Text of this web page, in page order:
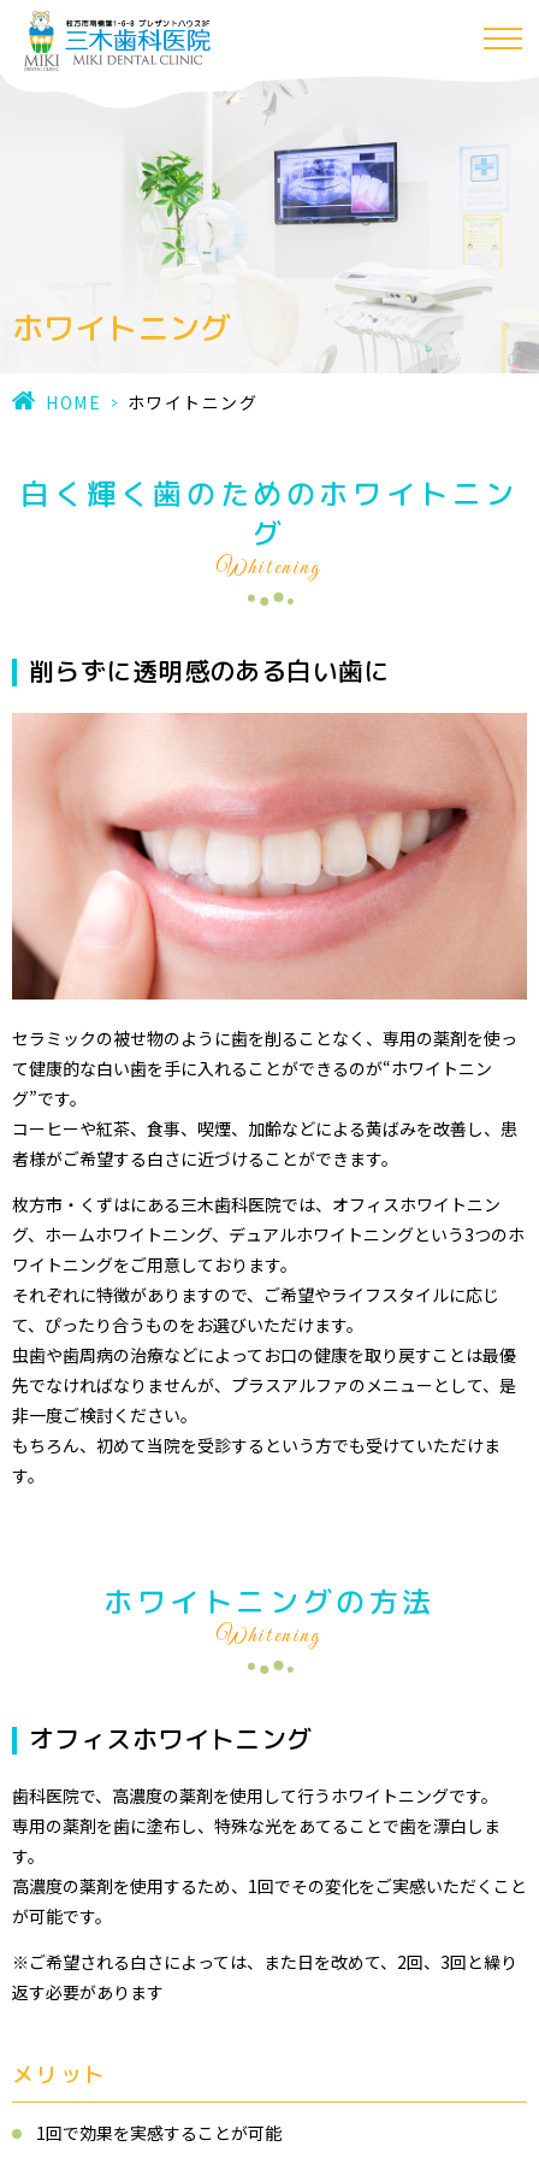
ホワイトニング
HOME > ホワイトニング
白く輝く歯のためのホワイトニン
グ
Whitening
削らずに透明感のある白い歯に
セラミックの被せ物のように歯を削ることなく、専用の薬剤を使っ
て健康的な白い歯を手に入れることができるのが“ホワイトニン
グ”です。
コーヒーや紅茶、食事、喫煙、加齢などによる黄ばみを改善し、患
者様がご希望する白さに近づけることができます。
枚方市・くずはにある三木歯科医院では、オフィスホワイトニン
グ、ホームホワイトニング、デュアルホワイトニングという3つのホ
ワイトニングをご用意しております。
それぞれに特徴がありますので、ご希望やライフスタイルに応じ
て、ぴったり合うものをお選びいただけます。
虫歯や歯周病の治療などによってお口の健康を取り戻すことは最優
先でなければなりませんが、プラスアルファのメニューとして、是
非一度ご検討ください。
もちろん、初めて当院を受診するという方でも受けていただけま
す。
ホワイトニングの方法
Whitening
オフィスホワイトニング
歯科医院で、高濃度の薬剤を使用して行うホワイトニングです。
専用の薬剤を歯に塗布し、特殊な光をあてることで歯を漂白しま
す。
高濃度の薬剤を使用するため、1回でその変化をご実感いただくこと
が可能です。
※ご希望される白さによっては、また日を改めて、2回、3回と繰り
返す必要があります
メリット
1回で効果を実感することが可能